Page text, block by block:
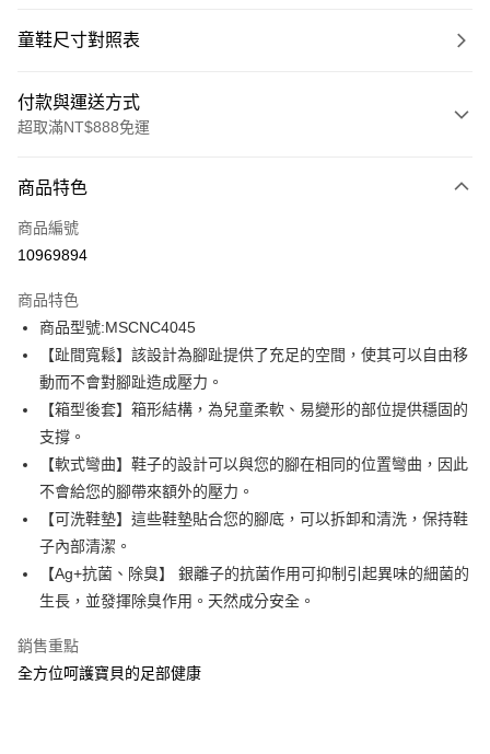
童鞋尺寸對照表
付款與運送方式
超取滿NT$888免運
信用卡一次付款
信用卡分期付款
合作金庫商業銀行
華南商業銀行
上海商業儲蓄銀行
台北富邦商業銀行
國泰世華商業銀行
臺灣中小企業銀行
台中商業銀行
匯豐（台灣）商業銀行
聯邦商業銀行
元大商業銀行
永豐商業銀行
玉山商業銀行
台新國際商業銀行
中國信託商業銀行
台灣樂天信用卡公司
6 期 0 利率 每期
華南商業銀行
彰化商業銀行
上海商業儲蓄銀行
國泰世華商業銀行
兆豐國際商業銀行
臺灣中小企業銀行
匯豐（台灣）商業銀行
華泰商業銀行
聯邦商業銀行
元大商業銀行
玉山商業銀行
星展（台灣）商業銀行
台新國際商業銀行
台灣樂天信用卡公司
12 期 0 利率 每期
合作金庫商業銀行
上海商業儲蓄銀行
台北富邦商業銀行
國泰世華商業銀行
臺灣中小企業銀行
台中商業銀行
匯豐（台灣）商業銀行
聯邦商業銀行
遠東國際商業銀行
元大商業銀行
玉山商業銀行
台新國際商業銀行
中國信託商業銀行
台灣樂天信用卡公司
LINE Pay
Apple Pay
街口支付
悠遊付
Google Pay
全盈+PAY
相關說明
【關於「AFTEE先享後付」】
商品特色
商品編號
10969894
商品特色
商品型號:MSCNC4045
【趾間寬鬆】該設計為腳趾提供了充足的空間，使其可以自由移
動而不會對腳趾造成壓力。
【箱型後套】箱形結構，為兒童柔軟、易變形的部位提供穩固的
支撐。
【軟式彎曲】鞋子的設計可以與您的腳在相同的位置彎曲，因此
不會給您的腳帶來額外的壓力。
【可洗鞋墊】這些鞋墊貼合您的腳底，可以拆卸和清洗，保持鞋
子內部清潔。
【Ag+抗菌、除臭】 銀離子的抗菌作用可抑制引起異味的細菌的
生長，並發揮除臭作用。天然成分安全。
銷售重點
全方位呵護寶貝的足部健康